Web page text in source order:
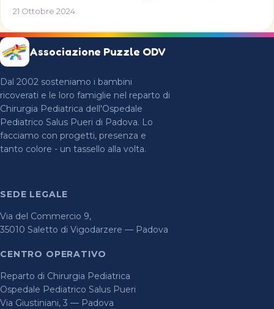
21 Ottobre 2024
Associazione Puzzle ODV
Dal 2002 sosteniamo i bambini
ricoverati e le loro famiglie nel reparto di
Chirurgia Pediatrica dell'Ospedale
Pediatrico Salus Pueri di Padova. Lo
facciamo con progetti, presenza e
tanto colore - un tassello alla volta.
SEDE LEGALE
Via del Commercio 9,
35010 Saletto di Vigodarzere — Padova
CENTRO OPERATIVO
Reparto di Chirurgia Pediatrica
Ospedale Pediatrico Salus Pueri
Via Giustiniani, 3 — Padova